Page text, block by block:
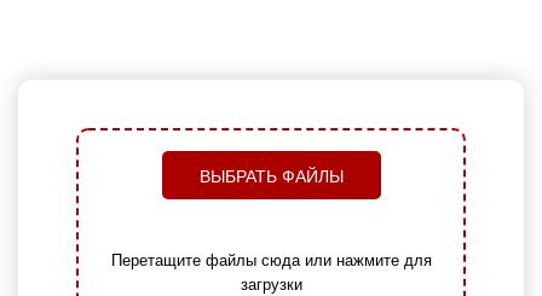
ВЫБРАТЬ ФАЙЛЫ
Перетащите файлы сюда или нажмите для
загрузки